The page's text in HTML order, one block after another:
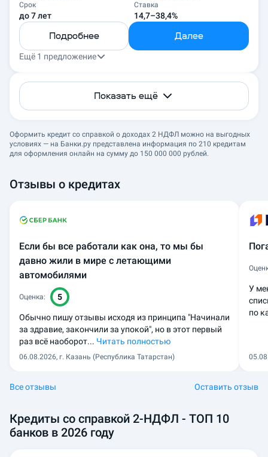
Срок
до 7 лет
Ставка
14,7–38,4%
Подробнее Далее
Ещё 1 предложение
Показать ещё
Оформить кредит со справкой о доходах 2 НДФЛ можно на выгодных
условиях — на Банки.ру представлена информация по 210 кредитам
для оформления онлайн на сумму до 150 000 000 рублей.
Отзывы о кредитах
Если бы все работали как она, то мы бы
давно жили в мире с летающими
автомобилями
Оценка: 5
Обычно пишу отзывы исходя из принципа "Начинали
за здравие, закончили за упокой", но в этот первый
раз всё наоборот... Читать полностью
06.08.2026, г. Казань (Республика Татарстан)
У
по
Все отзывы Оставить отзыв
Кредиты со справкой 2-НДФЛ - ТОП 10
банков в 2026 году